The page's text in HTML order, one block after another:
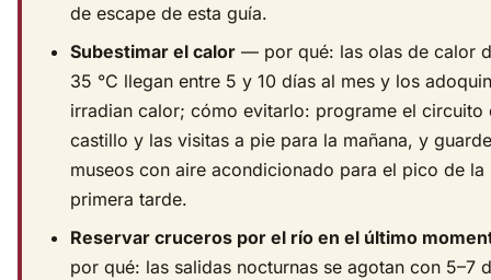
de escape de esta guía.
Subestimar el calor — por qué: las olas de calor
35 °C llegan entre 5 y 10 días al mes y los
irradian calor; cómo evitarlo: programe el circuito
castillo y las visitas a pie para la mañana, y
museos con aire acondicionado para el pico de la
primera tarde.
Reservar cruceros por el río en el último
por qué: las salidas nocturnas se agotan con 5–7